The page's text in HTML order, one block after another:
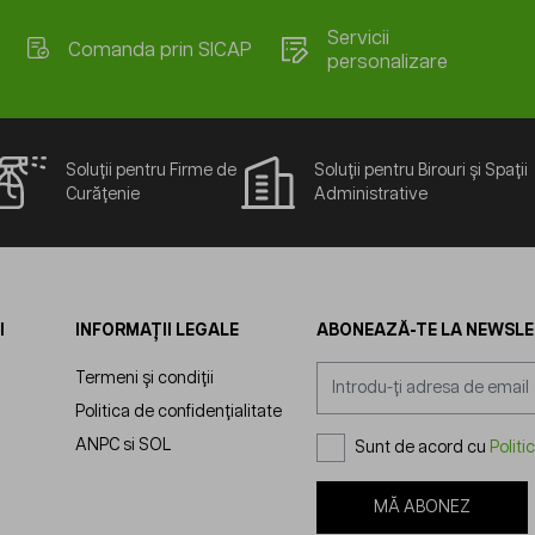
Comanda prin SICAP
Servicii
personalizare
Soluții pentru Firme de
Curățenie
Soluții pentru Birouri și Spații
Administrative
INFORMAȚII LEGALE
Termeni și condiții
Politica de confidențialitate
ANPC si SOL
ABONEAZĂ-TE LA
Sunt de acord cu
MĂ ABONEZ